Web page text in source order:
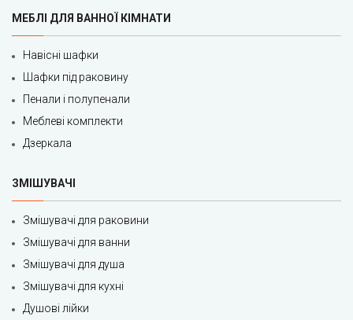
МЕБЛІ ДЛЯ ВАННОЇ КІМНАТИ
Навісні шафки
Шафки під раковину
Пенали і полупенали
Меблеві комплекти
Дзеркала
ЗМІШУВАЧІ
Змішувачі для раковини
Змішувачі для ванни
Змішувачі для душа
Змішувачі для кухні
Душові лійки